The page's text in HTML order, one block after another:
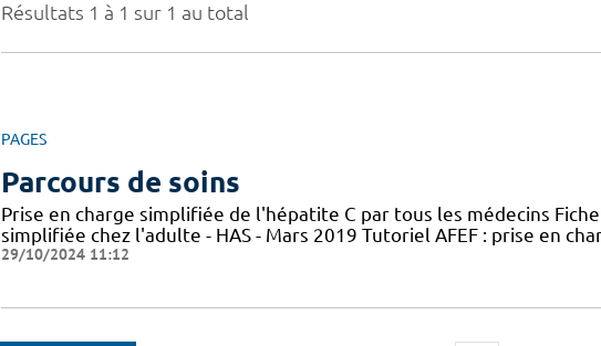
Résultats 1 à 1 sur 1 au total
PAGES
Parcours de soins
Prise en charge simplifiée de l'hépatite C par tous les médecins
simplifiée chez l'adulte - HAS - Mars 2019 Tutoriel AFEF : prise en
29/10/2024 11:12